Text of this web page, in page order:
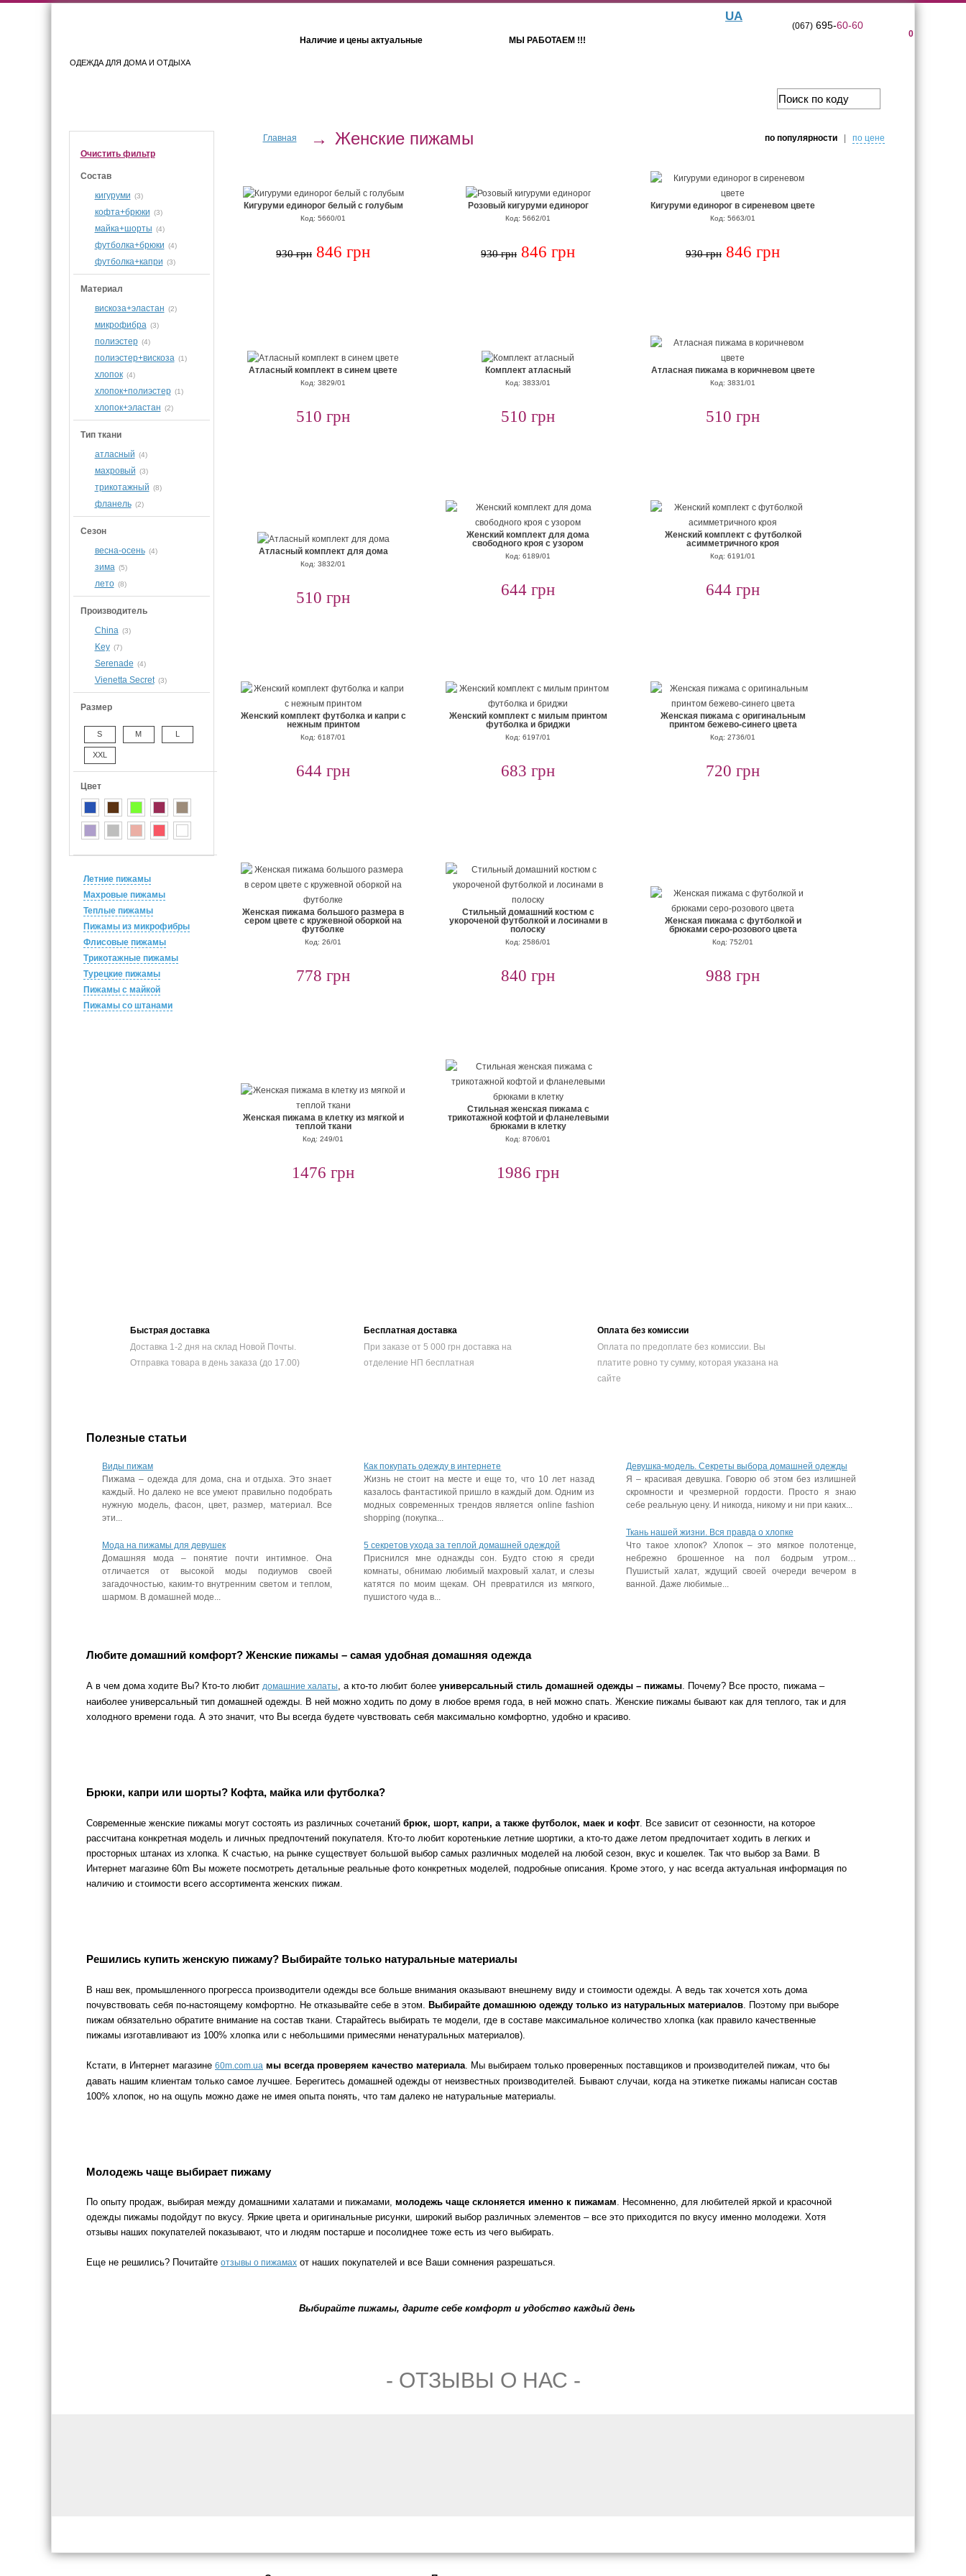
ОДЕЖДА ДЛЯ ДОМА И ОТДЫХА
Наличие и цены актуальные МЫ РАБОТАЕМ !!!
UA
0
(067)695-60-60
Очистить фильтр
Состав
кигуруми (3)
кофта+брюки (3)
майка+шорты (4)
футболка+брюки (4)
футболка+капри (3)
Материал
вискоза+эластан (2)
микрофибра (3)
полиэстер (4)
полиэстер+вискоза (1)
хлопок (4)
хлопок+полиэстер (1)
хлопок+эластан (2)
Тип ткани
атласный (4)
махровый (3)
трикотажный (8)
фланель (2)
Сезон
весна-осень (4)
зима (5)
лето (8)
Производитель
China (3)
Key (7)
Serenade (4)
Vienetta Secret (3)
Размер
S M L
XXL
Цвет
Летние пижамы
Махровые пижамы
Теплые пижамы
Пижамы из микрофибры
Флисовые пижамы
Трикотажные пижамы
Турецкие пижамы
Пижамы с майкой
Пижамы со штанами
Главная → Женские пижамы по популярности| по цене
Кигуруми единорог белый с голубым
Код: 5660/01
930 грн 846 грн
Розовый кигуруми единорог
Код: 5662/01
930 грн 846 грн
Кигуруми единорог в сиреневом цвете
Код: 5663/01
930 грн 846 грн
Атласный комплект в синем цвете
Код: 3829/01
510 грн
Комплект атласный
Код: 3833/01
510 грн
Атласная пижама в коричневом цвете
Код: 3831/01
510 грн
Атласный комплект для дома
Код: 3832/01
510 грн
Женский комплект для дома
свободного кроя с узором
Код: 6189/01
644 грн
Женский комплект с футболкой
асимметричного кроя
Код: 6191/01
644 грн
Женский комплект футболка и капри с
нежным принтом
Код: 6187/01
644 грн
Женский комплект с милым принтом
футболка и бриджи
Код: 6197/01
683 грн
Женская пижама с оригинальным
принтом бежево-синего цвета
Код: 2736/01
720 грн
Женская пижама большого размера в
сером цвете с кружевной оборкой на
футболке
Код: 26/01
778 грн
Cтильный домашний костюм с
укороченой футболкой и лосинами в
полоску
Код: 2586/01
840 грн
Женская пижама с футболкой и
брюками серо-розового цвета
Код: 752/01
988 грн
Женская пижама в клетку из мягкой и
теплой ткани
Код: 249/01
1476 грн
Стильная женская пижама с
трикотажной кофтой и фланелевыми
брюками в клетку
Код: 8706/01
1986 грн
Быстрая доставка
Доставка 1-2 дня на склад Новой Почты.
Отправка товара в день заказа (до 17.00)
Бесплатная доставка
При заказе от 5 000 грн доставка на
отделение НП бесплатная
Оплата без комиссии
Оплата по предоплате без комиссии. Вы
платите ровно ту сумму, которая указана на
сайте
Полезные статьи
Виды пижам
Пижама – одежда для дома, сна и отдыха. Это знает
каждый. Но далеко не все умеют правильно подобрать
нужную модель, фасон, цвет, размер, материал. Все
эти...
Мода на пижамы для девушек
Домашняя мода – понятие почти интимное. Она
отличается от высокой моды подиумов своей
загадочностью, каким-то внутренним светом и теплом,
шармом. В домашней моде...
Как покупать одежду в интернете
Жизнь не стоит на месте и еще то, что 10 лет назад
казалось фантастикой пришло в каждый дом. Одним из
модных современных трендов является online fashion
shopping (покупка...
5 секретов ухода за теплой домашней одеждой
Приснился мне однажды сон. Будто стою я среди
комнаты, обнимаю любимый махровый халат, и слезы
катятся по моим щекам. ОН превратился из мягкого,
пушистого чуда в...
Девушка-модель. Секреты выбора домашней одежды
Я – красивая девушка. Говорю об этом без излишней
скромности и чрезмерной гордости. Просто я знаю
себе реальную цену. И никогда, никому и ни при каких...
Ткань нашей жизни. Вся правда о хлопке
Что такое хлопок? Хлопок – это мягкое полотенце,
небрежно брошенное на пол бодрым утром…
Пушистый халат, ждущий своей очереди вечером в
ванной. Даже любимые...
Любите домашний комфорт? Женские пижамы – самая удобная домашняя одежда
А в чем дома ходите Вы? Кто-то любит домашние халаты, а кто-то любит более универсальный стиль домашней одежды – пижамы. Почему? Все просто, пижама –
наиболее универсальный тип домашней одежды. В ней можно ходить по дому в любое время года, в ней можно спать. Женские пижамы бывают как для теплого, так и для
холодного времени года. А это значит, что Вы всегда будете чувствовать себя максимально комфортно, удобно и красиво.
Брюки, капри или шорты? Кофта, майка или футболка?
Современные женские пижамы могут состоять из различных сочетаний брюк, шорт, капри, а также футболок, маек и кофт. Все зависит от сезонности, на которое
рассчитана конкретная модель и личных предпочтений покупателя. Кто-то любит коротенькие летние шортики, а кто-то даже летом предпочитает ходить в легких и
просторных штанах из хлопка. К счастью, на рынке существует большой выбор самых различных моделей на любой сезон, вкус и кошелек. Так что выбор за Вами. В
Интернет магазине 60m Вы можете посмотреть детальные реальные фото конкретных моделей, подробные описания. Кроме этого, у нас всегда актуальная информация по
наличию и стоимости всего ассортимента женских пижам.
Решились купить женскую пижаму? Выбирайте только натуральные материалы
В наш век, промышленного прогресса производители одежды все больше внимания оказывают внешнему виду и стоимости одежды. А ведь так хочется хоть дома
почувствовать себя по-настоящему комфортно. Не отказывайте себе в этом. Выбирайте домашнюю одежду только из натуральных материалов. Поэтому при выборе
пижам обязательно обратите внимание на состав ткани. Старайтесь выбирать те модели, где в составе максимальное количество хлопка (как правило качественные
пижамы изготавливают из 100% хлопка или с небольшими примесями ненатуральных материалов).
Кстати, в Интернет магазине 60m.com.ua мы всегда проверяем качество материала. Мы выбираем только проверенных поставщиков и производителей пижам, что бы
давать нашим клиентам только самое лучшее. Берегитесь домашней одежды от неизвестных производителей. Бывают случаи, когда на этикетке пижамы написан состав
100% хлопок, но на ощупь можно даже не имея опыта понять, что там далеко не натуральные материалы.
Молодежь чаще выбирает пижаму
По опыту продаж, выбирая между домашними халатами и пижамами, молодежь чаще склоняется именно к пижамам. Несомненно, для любителей яркой и красочной
одежды пижамы подойдут по вкусу. Яркие цвета и оригинальные рисунки, широкий выбор различных элементов – все это приходится по вкусу именно молодежи. Хотя
отзывы наших покупателей показывают, что и людям постарше и посолиднее тоже есть из чего выбирать.
Еще не решились? Почитайте отзывы о пижамах от наших покупателей и все Ваши сомнения разрешаться.
Выбирайте пижамы, дарите себе комфорт и удобство каждый день
- ОТЗЫВЫ О НАС -